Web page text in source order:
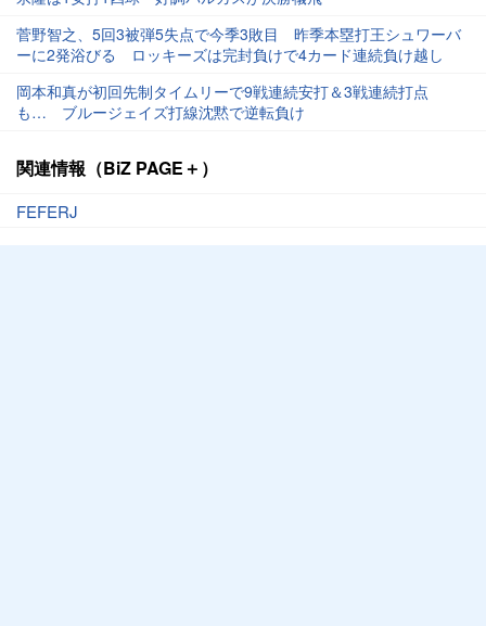
菅野智之、5回3被弾5失点で今季3敗目 昨季本塁打王シュワーバ
ーに2発浴びる ロッキーズは完封負けで4カード連続負け越し
岡本和真が初回先制タイムリーで9戦連続安打＆3戦連続打点
も… ブルージェイズ打線沈黙で逆転負け
関連情報（BiZ PAGE＋）
FEFERJ